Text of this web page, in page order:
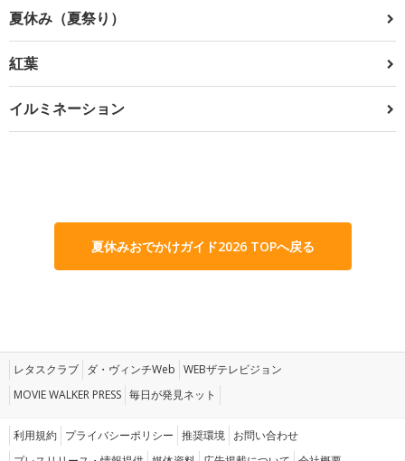
夏休み（夏祭り）
紅葉
イルミネーション
夏休みおでかけガイド2026 TOPへ戻る
レタスクラブ ダ・ヴィンチWeb WEBザテレビジョン
MOVIE WALKER PRESS 毎日が発見ネット
利用規約 プライバシーポリシー 推奨環境 お問い合わせ